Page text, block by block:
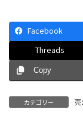
Facebook
Threads
Copy
カテゴリー